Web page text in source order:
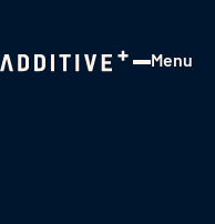
Menu